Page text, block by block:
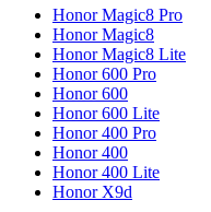
Honor Magic8 Pro
Honor Magic8
Honor Magic8 Lite
Honor 600 Pro
Honor 600
Honor 600 Lite
Honor 400 Pro
Honor 400
Honor 400 Lite
Honor X9d